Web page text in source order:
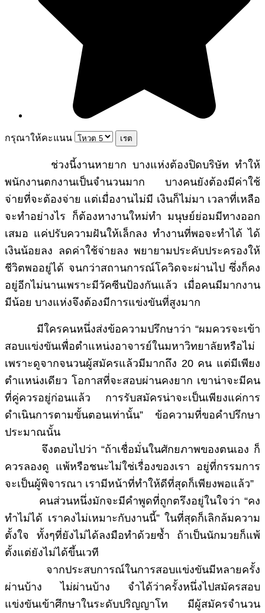
กรุณาให้คะแนน
ช่วงนี้งานหายาก บางแห่งต้องปิดบริษัท ทำให้
พนักงานตกงานเป็นจำนวนมาก บางคนยังต้องมีค่าใช้
จ่ายที่จะต้องจ่าย แต่เมื่องานไม่มี เงินก็ไม่มา เวลาที่เหลือ
จะทำอย่างไร ก็ต้องหางานใหม่ทำ มนุษย์ย่อมมีทางออก
เสมอ แค่ปรับความฝันให้เล็กลง ทำงานที่พอจะทำได้ ได้
เงินน้อยลง ลดค่าใช้จ่ายลง พยายามประคับประครองให้
ชีวิตพออยู่ได้ จนกว่าสถานการณ์โควิดจะผ่านไป ซึ่งก็คง
อยู่อีกไม่นานเพราะมีวัคซีนป้องกันแล้ว เมื่อคนมีมากงาน
มีน้อย บางแห่งจึงต้องมีการแข่งขันที่สูงมาก
มีใครคนหนึ่งส่งข้อความปรึกษาว่า “ผมควรจะเข้า
สอบแข่งขันเพื่อตำแหน่งอาจารย์ในมหาวิทยาลัยหรือไม่
เพราะดูจากจนวนผู้สมัครแล้วมีมากถึง 20 คน แต่มีเพียง
ตำแหน่งเดียว โอกาสที่จะสอบผ่านคงยาก เขาน่าจะมีคน
ที่คู่ควรอยู่ก่อนแล้ว การรับสมัครน่าจะเป็นเพียงแค่การ
ดำเนินการตามขั้นตอนเท่านั้น” ข้อความที่ขอคำปรึกษา
ประมาณนั้น
จึงตอบไปว่า “ถ้าเชื่อมั่นในศักยภาพของตนเอง ก็
ควรลองดู แพ้หรือชนะไม่ใช่เรื่องของเรา อยู่ที่กรรมการ
จะเป็นผู้พิจารณา เรามีหน้าที่ทำให้ดีที่สุดก็เพียงพอแล้ว”
คนส่วนหนึ่งมักจะมีคำพูดที่ถูกตรึงอยู่ในใจว่า “คง
ทำไม่ได้ เราคงไม่เหมาะกับงานนี้” ในที่สุดก็เลิกล้มความ
ตั้งใจ ทั้งๆที่ยังไม่ได้ลงมือทำด้วยซ้ำ ถ้าเป็นนักมวยก็แพ้
ตั้งแต่ยังไม่ได้ขึ้นเวที
จากประสบการณ์ในการสอบแข่งขันมีหลายครั้ง
ผ่านบ้าง ไม่ผ่านบ้าง จำได้ว่าครั้งหนึ่งไปสมัครสอบ
แข่งขันเข้าศึกษาในระดับปริญญาโท มีผู้สมัครจำนวน